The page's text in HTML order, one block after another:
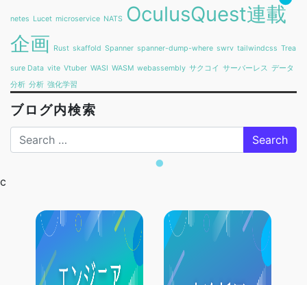
netes Lucet microservice NATS OculusQuest連載
企画 Rust skaffold Spanner spanner-dump-where swrv tailwindcss Trea
sure Data vite Vtuber WASI WASM webassembly サクコイ サーバーレス データ
分析 分析 強化学習
ブログ内検索
Search
c